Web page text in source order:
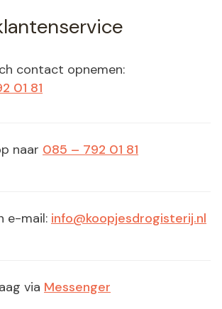
contact opnemen:
01 81
naar 085 – 792 01 81
e-mail: info@koopjesdrogisterij.nl
via Messenger